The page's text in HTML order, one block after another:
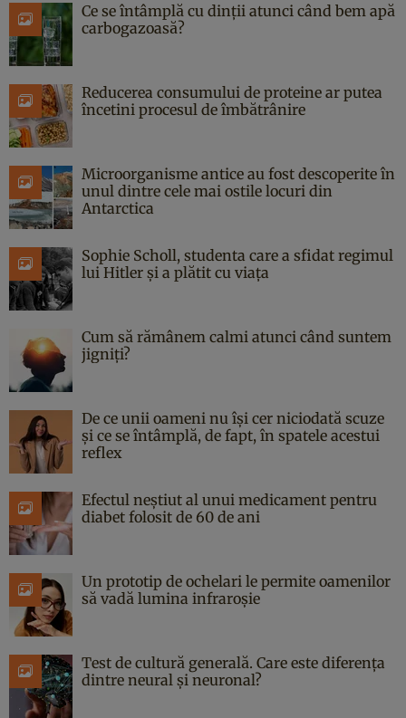
Ce se întâmplă cu dinții atunci când bem apă
carbogazoasă?
Reducerea consumului de proteine ar putea
încetini procesul de îmbătrânire
Microorganisme antice au fost descoperite în
unul dintre cele mai ostile locuri din
Antarctica
Sophie Scholl, studenta care a sfidat regimul
lui Hitler și a plătit cu viața
Cum să rămânem calmi atunci când suntem
jigniți?
De ce unii oameni nu își cer niciodată scuze
și ce se întâmplă, de fapt, în spatele acestui
reflex
Efectul neștiut al unui medicament pentru
diabet folosit de 60 de ani
Un prototip de ochelari le permite oamenilor
să vadă lumina infraroșie
Test de cultură generală. Care este diferența
dintre neural și neuronal?